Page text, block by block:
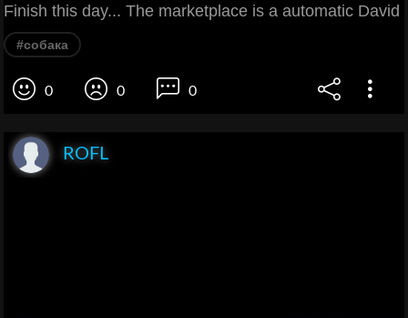
Finish this day... The marketplace is a automatic David
#собака
0 0 0
ROFL